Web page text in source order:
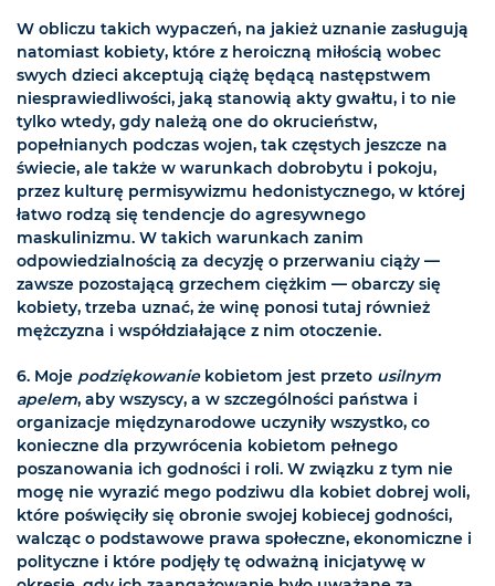
W obliczu takich wypaczeń, na jakież uznanie zasługują
natomiast kobiety, które z heroiczną miłością wobec
swych dzieci akceptują ciążę będącą następstwem
niesprawiedliwości, jaką stanowią akty gwałtu, i to nie
tylko wtedy, gdy należą one do okrucieństw,
popełnianych podczas wojen, tak częstych jeszcze na
świecie, ale także w warunkach dobrobytu i pokoju,
przez kulturę permisywizmu hedonistycznego, w której
łatwo rodzą się tendencje do agresywnego
maskulinizmu. W takich warunkach zanim
odpowiedzialnością za decyzję o przerwaniu ciąży —
zawsze pozostającą grzechem ciężkim — obarczy się
kobiety, trzeba uznać, że winę ponosi tutaj również
mężczyzna i współdziałające z nim otoczenie.
6. Moje podziękowaniekobietom jest przeto usilnym
apelem, aby wszyscy, a w szczególności państwa i
organizacje międzynarodowe uczyniły wszystko, co
konieczne dla przywrócenia kobietom pełnego
poszanowania ich godności i roli. W związku z tym nie
mogę nie wyrazić mego podziwu dla kobiet dobrej woli,
które poświęciły się obronie swojej kobiecej godności,
walcząc o podstawowe prawa społeczne, ekonomiczne i
polityczne i które podjęły tę odważną inicjatywę w